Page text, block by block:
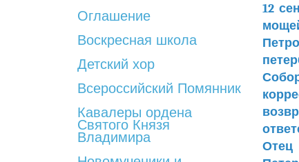
Оглашение
Воскресная школа
Детский хор
Всероссийский Помянник
Кавалеры ордена
Святого Князя
Владимира
12